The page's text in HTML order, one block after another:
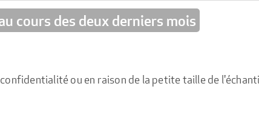
cours des deux derniers mois
ou en raison de la petite taille de